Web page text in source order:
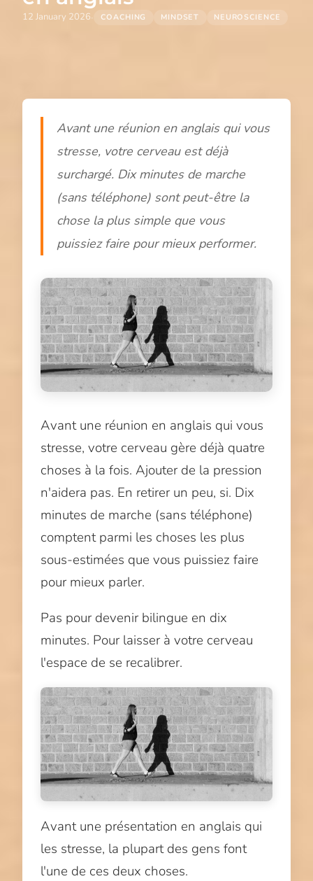
12 January 2026· COACHING MINDSET NEUROSCIENCE
Avant une réunion en anglais qui vous
stresse, votre cerveau est déjà
surchargé. Dix minutes de marche
(sans téléphone) sont peut-être la
chose la plus simple que vous
puissiez faire pour mieux performer.
Avant une réunion en anglais qui vous
stresse, votre cerveau gère déjà quatre
choses à la fois. Ajouter de la pression
n'aidera pas. En retirer un peu, si. Dix
minutes de marche (sans téléphone)
comptent parmi les choses les plus
sous-estimées que vous puissiez faire
pour mieux parler.
Pas pour devenir bilingue en dix
minutes. Pour laisser à votre cerveau
l'espace de se recalibrer.
Avant une présentation en anglais qui
les stresse, la plupart des gens font
l'une de ces deux choses.